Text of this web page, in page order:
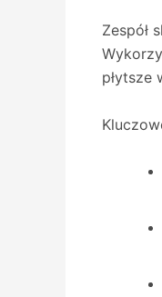
Zespół
płytsze